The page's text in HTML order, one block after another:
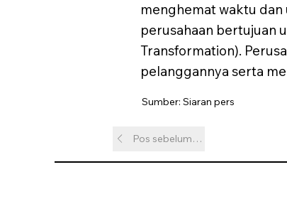
menghemat waktu
perusahaan bertujuan
Transformation).
pelanggannya serta
Sumber: Siaran pers
Pos sebelumnya